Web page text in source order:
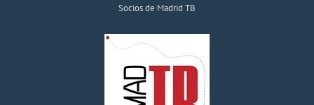
Socios de Madrid TB